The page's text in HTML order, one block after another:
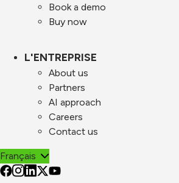
Book a demo
Buy now
L'ENTREPRISE
About us
Partners
AI approach
Careers
Contact us
Français